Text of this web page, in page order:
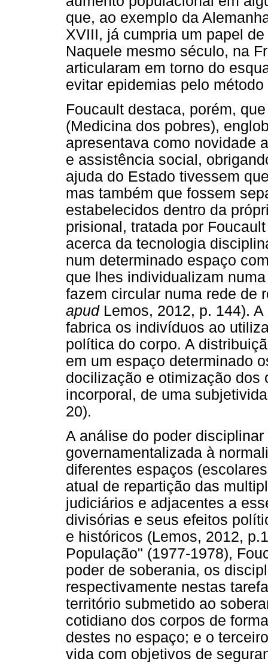
que, ao exemplo da
XVIII, já cumpria um papel
Naquele mesmo século, na
articularam em torno do
evitar epidemias pelo
Foucault destaca, porém,
(Medicina dos pobres),
apresentava como novidade
e assistência social,
ajuda do Estado tivessem
mas também que fossem
estabelecidos dentro da
prisional, tratada por
acerca da tecnologia
num determinado espaço
que lhes individualizam
fazem circular numa rede de
apudLemos, 2012, p. 144).
fabrica os indivíduos ao
política do corpo. A
em um espaço determinado
docilização e otimização dos
incorporal, de uma
20).
A análise do poder
governamentalizada à
diferentes espaços
atual de repartição das
judiciários e adjacentes a
divisórias e seus efeitos
e históricos (Lemos, 2012,
População" (1977-1978),
poder de soberania, os
respectivamente nestas
território submetido ao
cotidiano dos corpos de
destes no espaço; e o
vida com objetivos de